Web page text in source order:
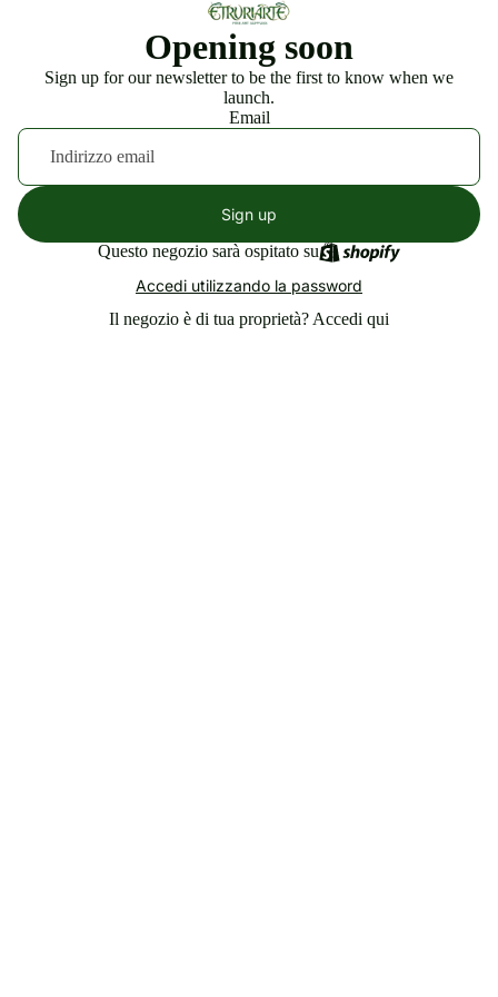
Opening soon
Sign up for our newsletter to be the first to know when we
launch.
Email
Sign up
Questo negozio sarà ospitato su
Accedi utilizzando la password
Il negozio è di tua proprietà? Accedi qui